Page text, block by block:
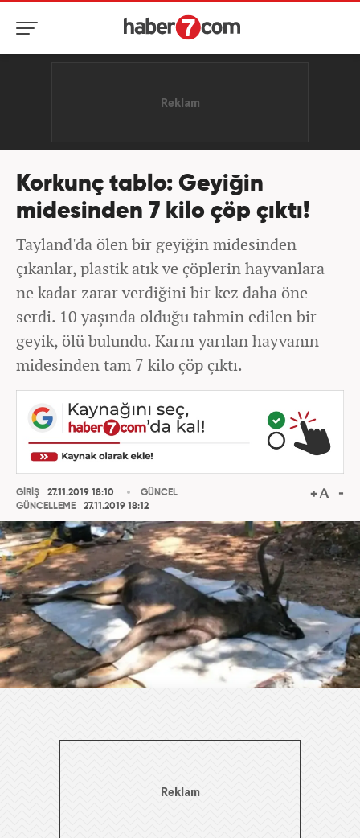
Korkunç tablo: Geyiğin
midesinden 7 kilo çöp çıktı!
Tayland'da ölen bir geyiğin midesinden
çıkanlar, plastik atık ve çöplerin hayvanlara
ne kadar zarar verdiğini bir kez daha öne
serdi. 10 yaşında olduğu tahmin edilen bir
geyik, ölü bulundu. Karnı yarılan hayvanın
midesinden tam 7 kilo çöp çıktı.
GİRİŞ
27.11.2019 18:10
GÜNCELLEME
27.11.2019 18:12
GÜNCEL